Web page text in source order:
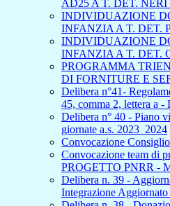
AD25 A T. DET.
INDIVIDUAZIONE
INFANZIA A T. DET.
INDIVIDUAZIONE
INFANZIA A T. DET.
PROGRAMMA
DI FORNITURE E
Delibera n°41-
45, comma 2, lettera a -
Delibera n° 40 - Piano
giornate a.s. 2023_2024
Convocazione
Convocazione team di
PROGETTO PNRR -
Delibera n. 39 -
Integrazione